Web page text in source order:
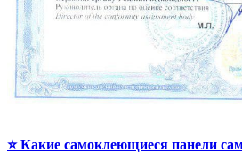
⭐ Какие самоклеющиеся панели